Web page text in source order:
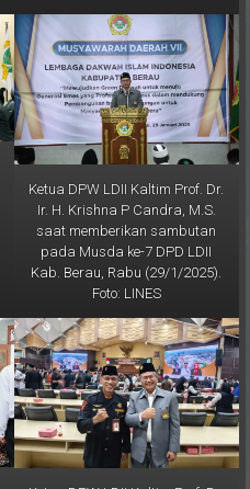
Ketua DPW LDII Kaltim Prof. Dr.
Ir. H. Krishna P Candra, M.S.
saat memberikan sambutan
pada Musda ke-7 DPD LDII
Kab. Berau, Rabu (29/1/2025).
Foto: LINES